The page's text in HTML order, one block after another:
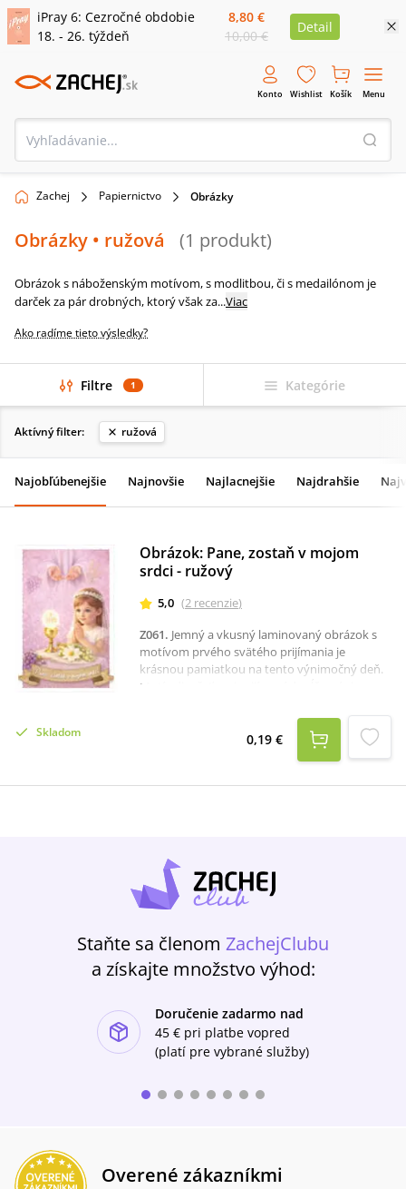
iPray 6: Cezročné obdobie
18. - 26. týždeň
8,80 €
10,00 €
Detail
Konto Wishlist Košík Menu
Zachej Papiernictvo Obrázky
Obrázky • ružová (1 produkt)
Obrázok s náboženským motívom, s modlitbou, či s medailónom je
darček za pár drobných, ktorý však za...Viac
Ako radíme tieto výsledky?
Filtre 1 Kategórie
Najobľúbenejšie Najnovšie Najlacnejšie Najdrahšie
Aktívný filter: ružová
Obrázok: Pane, zostaň v mojom
srdci - ružový
5,0 (2 recenzie)
Z061. Jemný a vkusný laminovaný obrázok s
motívom prvého svätého prijímania je
krásnou pamiatkou na tento výnimočný deň.
Motív dievčaťa pri prijímaní dopĺňa nápis
hlboký význam tejto sviatosti. Na druhej
strane obrázka je modlitba pred a po sv.
prijímaní.Obrázok je vhodný ako drobný
laminovaniu je odolnejší a vhodný na
Skladom 0,19 €
Staňte sa členom ZachejClubu
a získajte množstvo výhod:
Doručenie zadarmo nad
45 € pri platbe vopred
(platí pre vybrané služby)
Overené zákazníkmi